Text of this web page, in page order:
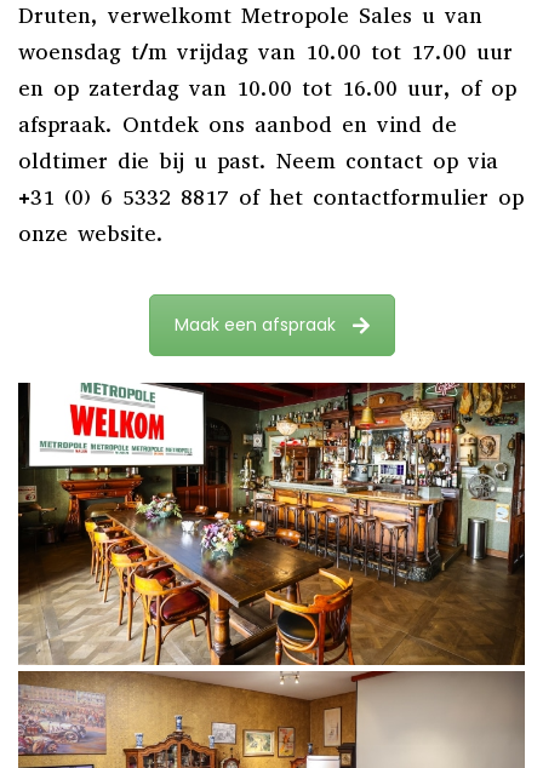
Druten, verwelkomt Metropole Sales u van
woensdag t/m vrijdag van 10.00 tot 17.00 uur
en op zaterdag van 10.00 tot 16.00 uur, of op
afspraak. Ontdek ons aanbod en vind de
oldtimer die bij u past. Neem contact op via
+31 (0) 6 5332 8817 of het contactformulier op
onze website.
Maak een afspraak